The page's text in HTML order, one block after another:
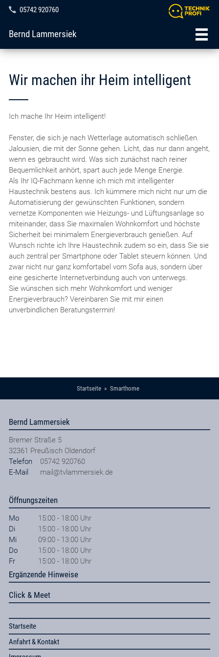
05742 920760
Bernd Lammersiek
Wir machen ihr Heim intelligent
Ich mache Ihr Heim intelligent!
Fenster, die sich je nach Wetterlage automatisch schließen.
Jalousien, die mit der Sonne gehen. Licht, das nur dann angeht,
wenn es gebraucht wird. Was sich zunächst nach reiner
Bequemlichkeit anhört, spart auch jede Menge Energie.
Als Ihr IQ-Fachmann kenne ich mich mit intelligenter
Haustechnik bestens aus. Ich kümmere mich nicht nur um die
Automatisierung der gewünschten Funktionen, sondern
vernetze Komponenten wie Heizungs- und Lüftungsanlage so
miteinander, dass Sie maximalen Wohnkomfort und höchste
Sicherheit bei minimalem Energieverbrauch genießen. Auf
Wunsch richte ich Ihre Haustechnik zudem so ein, dass Sie sie
auch zentral per Smartphone oder Tablet steuern können. Und
zwar nicht nur ganz komfortabel vom Sofa aus, sondern über
eine gesicherte Internetverbindung auch von unterwegs.
Sie wünschen sich mehr Wohnkomfort und weniger
Energieverbrauch? Vereinbaren Sie mit mir einen
unverbindlichen Beratungstermin!
Startseite Smarthome
Bernd Lammersiek
Bremer Straße 5
32361 Preußisch Oldendorf
Telefon
05742 920760
E-Mail
mail@tvlammersiek.de
Öffnungszeiten
Mo
15:00 - 18:00 Uhr
Di
15:00 - 18:00 Uhr
Mi
09:00 - 13:00 Uhr
Do
15:00 - 18:00 Uhr
Fr
15:00 - 18:00 Uhr
Ergänzende Hinweise
Click & Meet
Startseite
Anfahrt & Kontakt